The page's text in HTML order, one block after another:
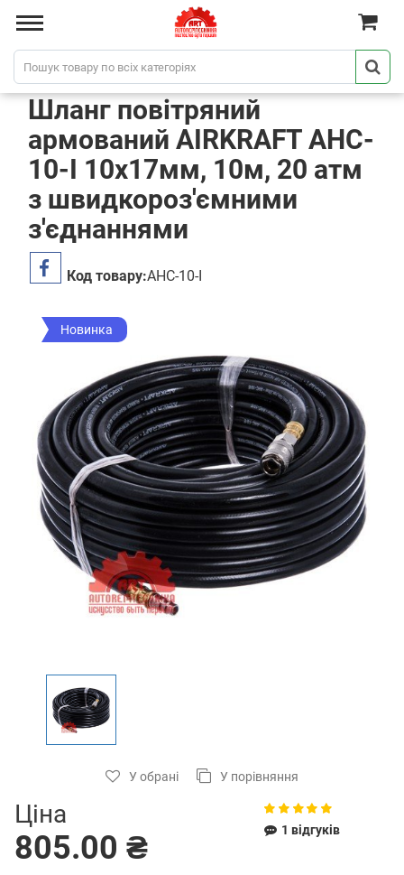
Шланг повітряний
армований AIRKRAFT AHC-
10-I 10x17мм, 10м, 20 атм
з швидкороз'ємними
з'єднаннями
Код товару:AHC-10-I
Новинка
У обрані У порівняння
Ціна
805.00 ₴ 1 відгуків